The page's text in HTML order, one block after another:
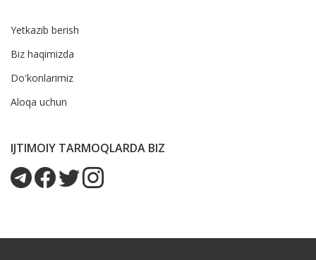
Yetkazib berish
Biz haqimizda
Do'konlarimiz
Aloqa uchun
IJTIMOIY TARMOQLARDA BIZ